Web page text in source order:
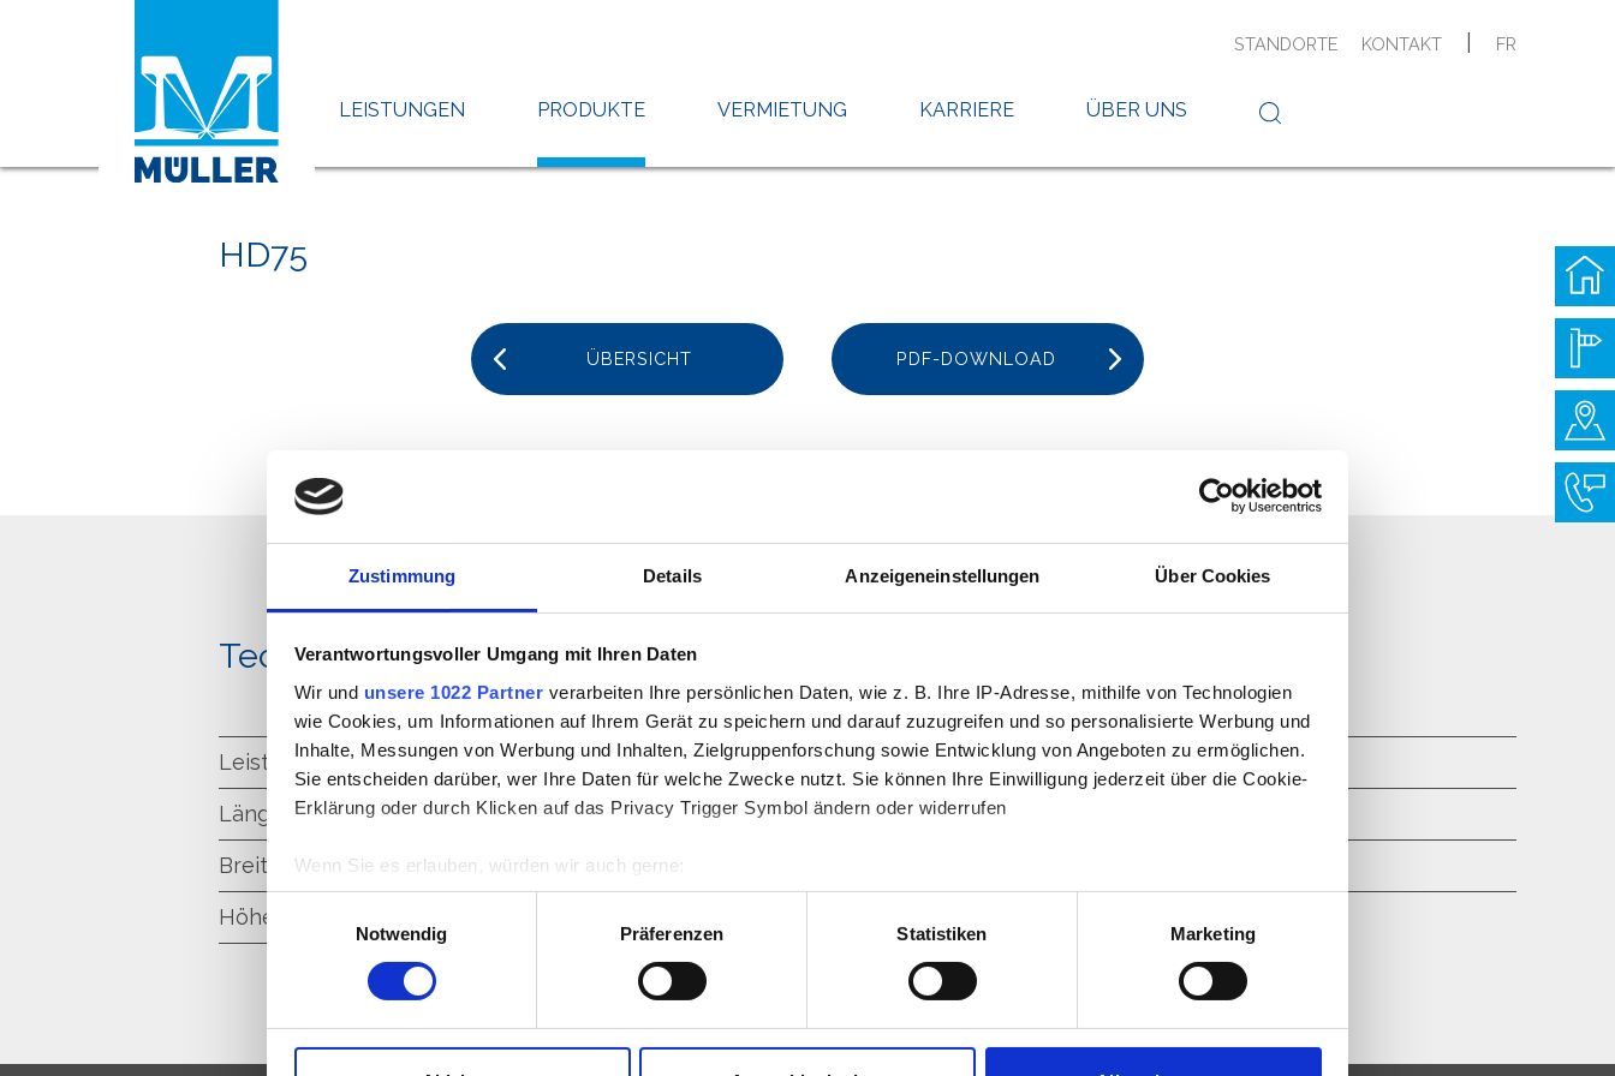
Zustimmung Details Anzeigeneinstellungen Über Cookies
Verantwortungsvoller Umgang mit Ihren Daten
Wir und unsere 1022 Partner verarbeiten Ihre persönlichen Daten, wie z. B. Ihre IP-Adresse, mithilfe von Technologien
wie Cookies, um Informationen auf Ihrem Gerät zu speichern und darauf zuzugreifen und so personalisierte Werbung und
Inhalte, Messungen von Werbung und Inhalten, Zielgruppenforschung sowie Entwicklung von Angeboten zu ermöglichen.
Sie entscheiden darüber, wer Ihre Daten für welche Zwecke nutzt. Sie können Ihre Einwilligung jederzeit über die Cookie-
Erklärung oder durch Klicken auf das Privacy Trigger Symbol ändern oder widerrufen
Wenn Sie es erlauben, würden wir auch gerne:
Informationen über Ihre geografische Lage erfassen, welche bis auf einige Meter genau sein können
Ihr Gerät durch aktives Scannen nach bestimmten Merkmalen (Fingerprinting) identifizieren
Erfahren Sie mehr darüber, wie Ihre persönlichen Daten verarbeitet werden, und legen Sie Ihre Präferenzen imAbschnitt
Einzelheitenfest.
Wir verwenden Cookies, um Inhalte und Anzeigen zu personalisieren, Funktionen für soziale Medien anbieten zu können
Notwendig
Präferenzen Statistiken Marketing
STANDORTE KONTAKT FR
LEISTUNGEN PRODUKTE VERMIETUNG KARRIERE
ÜBER UNS
Home
Produkte
HD75
ÜBERSICHT PDF-DOWNLOAD
Technische Daten
Leistung 75 KW
Länge 3 m
Breite 2.3 m
Höhe
Leergewicht 4'000 kg
Fördermenge